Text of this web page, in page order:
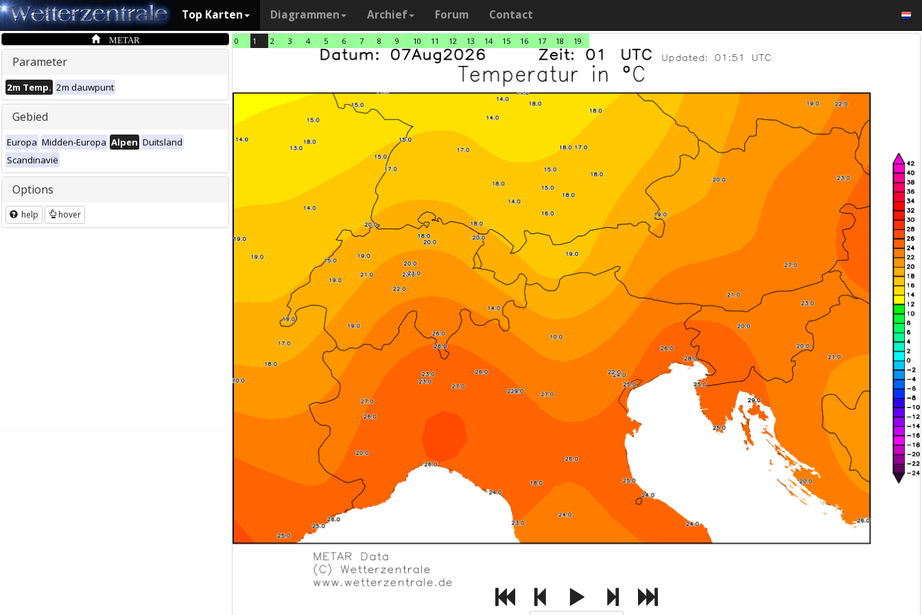
Top Karten Diagrammen Archief Forum Contact
METAR
Parameter
2m Temp. 2m dauwpunt
Gebied
Europa Midden-Europa Alpen Duitsland
Scandinavië
Options
help hover
0 1 2 3 4 5 6 7 8 9 10 11 12 13 14 15 16 17 18 19